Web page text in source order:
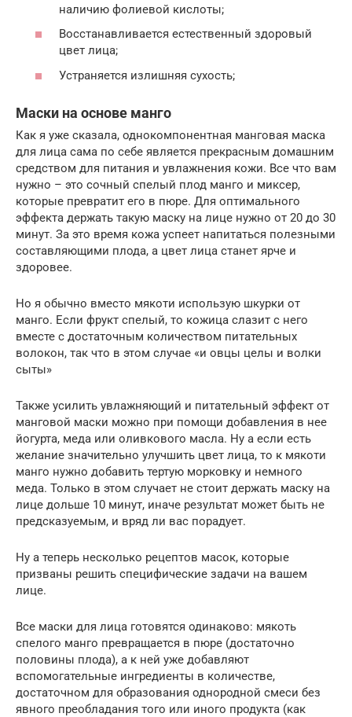
наличию фолиевой кислоты;
Восстанавливается естественный здоровый
цвет лица;
Устраняется излишняя сухость;
Маски на основе манго
Как я уже сказала, однокомпонентная манговая маска
для лица сама по себе является прекрасным домашним
средством для питания и увлажнения кожи. Все что вам
нужно – это сочный спелый плод манго и миксер,
которые превратит его в пюре. Для оптимального
эффекта держать такую маску на лице нужно от 20 до 30
минут. За это время кожа успеет напитаться полезными
составляющими плода, а цвет лица станет ярче и
здоровее.
Но я обычно вместо мякоти использую шкурки от
манго. Если фрукт спелый, то кожица слазит с него
вместе с достаточным количеством питательных
волокон, так что в этом случае «и овцы целы и волки
сыты»​
Также усилить увлажняющий и питательный эффект от
манговой маски можно при помощи добавления в нее
йогурта, меда или оливкового масла. Ну а если есть
желание значительно улучшить цвет лица, то к мякоти
манго нужно добавить тертую морковку и немного
меда. Только в этом случает не стоит держать маску на
лице дольше 10 минут, иначе результат может быть не
предсказуемым, и вряд ли вас порадует.
Ну а теперь несколько рецептов масок, которые
призваны решить специфические задачи на вашем
лице.
Все маски для лица готовятся одинаково: мякоть
спелого манго превращается в пюре (достаточно
половины плода), а к ней уже добавляют
вспомогательные ингредиенты в количестве,
достаточном для образования однородной смеси без
явного преобладания того или иного продукта (как